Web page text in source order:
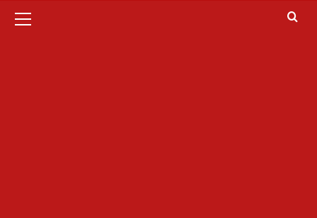
Menu